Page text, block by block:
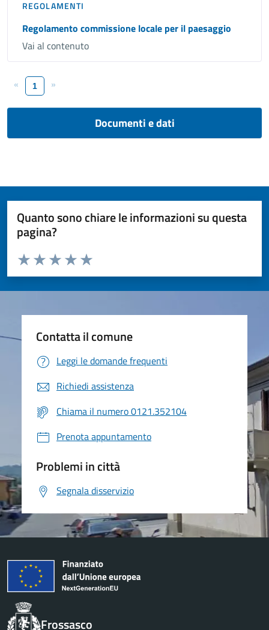
REGOLAMENTI
Regolamento commissione locale per il paesaggio
Vai al contenuto
« 1 »
Documenti e dati
Quanto sono chiare le informazioni su questa
pagina?
Valuta da 1 a 5 stelle la pagina
Valuta 5 stelle su 5
Valuta 4 stelle su 5
Valuta 3 stelle su 5
Valuta 2 stelle su 5
Valuta 1 stelle su 5
Contatta il comune
Leggi le domande frequenti
Richiedi assistenza
Chiama il numero 0121.352104
Prenota appuntamento
Problemi in città
Segnala disservizio
Frossasco